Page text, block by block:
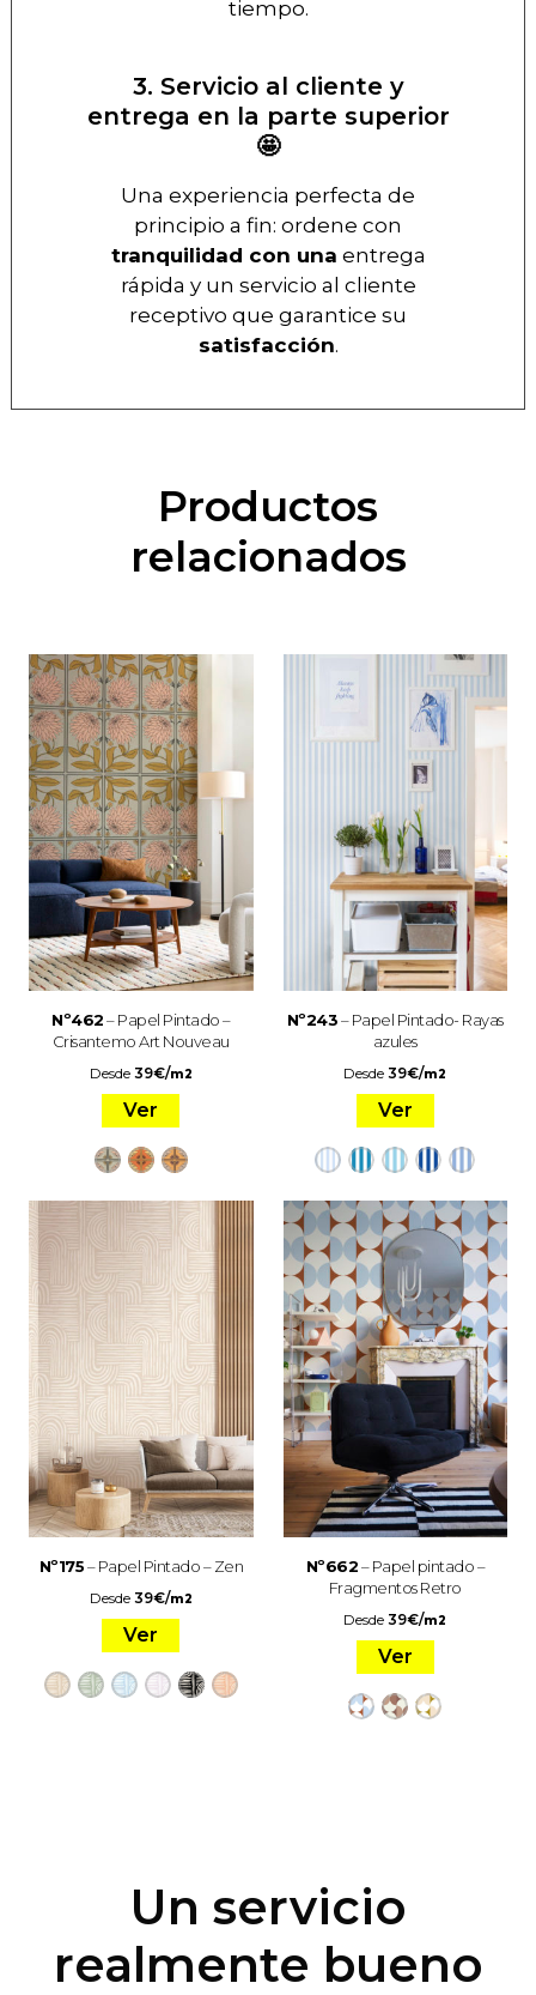
tiempo.
3. Servicio al cliente y
entrega en la parte superior
🤩
Una experiencia perfecta de
principio a fin: ordene con
tranquilidad con una entrega
rápida y un servicio al cliente
receptivo que garantice su
satisfacción.
Productos
relacionados
Nº462– Papel Pintado –
Crisantemo Art Nouveau
Desde 39€/m2
Ver
Nº243– Papel Pintado- Rayas
azules
Desde39€/m2
Ver
Nº175– Papel Pintado – Zen
Desde 39€/m2
Ver
Nº662– Papel pintado –
Fragmentos Retro
Desde39€/m2
Ver
Un servicio
realmente bueno